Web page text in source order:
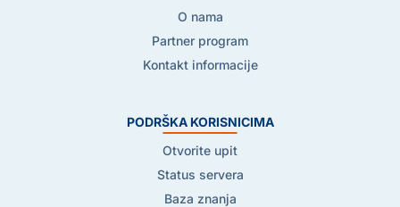
O nama
Partner program
Kontakt informacije
PODRŠKA KORISNICIMA
Otvorite upit
Status servera
Baza znanja